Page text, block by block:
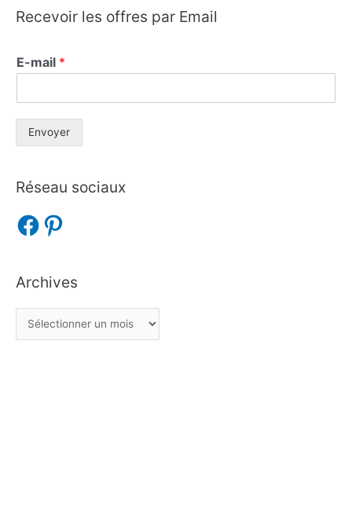
Recevoir les offres par Email
E-mail *
Envoyer
Réseau sociaux
Archives